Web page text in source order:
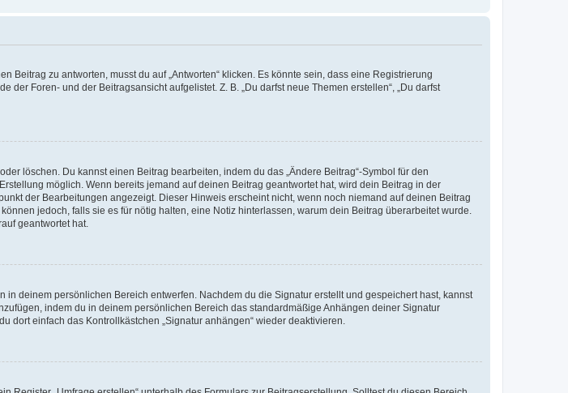
Beitrag zu antworten, musst du auf „Antworten“ klicken. Es könnte sein, dass eine Registrierung
Foren- und der Beitragsansicht aufgelistet. Z. B. „Du darfst neue Themen erstellen“, „Du darfst
löschen. Du kannst einen Beitrag bearbeiten, indem du das „Ändere Beitrag“-Symbol für den
möglich. Wenn bereits jemand auf deinen Beitrag geantwortet hat, wird dein Beitrag in der
der Bearbeitungen angezeigt. Dieser Hinweis erscheint nicht, wenn noch niemand auf deinen Beitrag
jedoch, falls sie es für nötig halten, eine Notiz hinterlassen, warum dein Beitrag überarbeitet wurde.
geantwortet hat.
deinem persönlichen Bereich entwerfen. Nachdem du die Signatur erstellt und gespeichert hast, kannst
indem du in deinem persönlichen Bereich das standardmäßige Anhängen deiner Signatur
dort einfach das Kontrollkästchen „Signatur anhängen“ wieder deaktivieren.